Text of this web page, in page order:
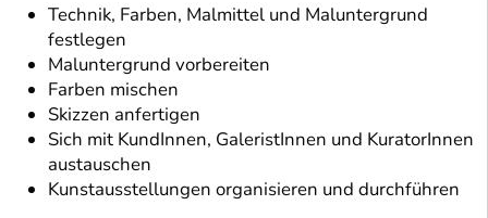
Technik, Farben, Malmittel und Maluntergrund
festlegen
Maluntergrund vorbereiten
Farben mischen
Skizzen anfertigen
Sich mit KundInnen, GaleristInnen und KuratorInnen
austauschen
Kunstausstellungen organisieren und durchführen